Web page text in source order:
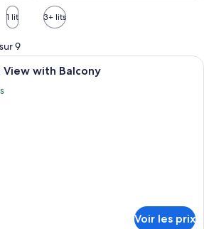
1 lit 3+ lits
9
Une chambre d’hôtel avec deux
View with Balcony
Voir les prix